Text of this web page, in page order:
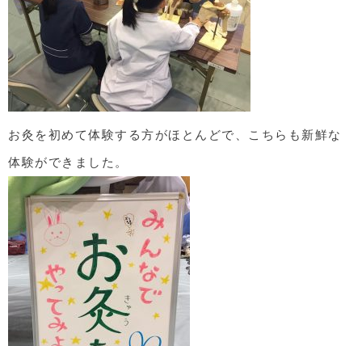
お灸を初めて体験する方がほとんどで、こちらも新鮮な
体験ができました。